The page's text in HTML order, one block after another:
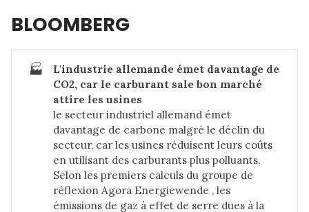
BLOOMBERG
🏭
L'industrie allemande émet davantage de
CO2, car le carburant sale bon marché
attire les usines
le secteur industriel allemand émet
davantage de carbone malgré le déclin du
secteur, car les usines réduisent leurs coûts
en utilisant des carburants plus polluants.
Selon les premiers calculs du groupe de
réflexion Agora Energiewende , les
émissions de gaz à effet de serre dues à la